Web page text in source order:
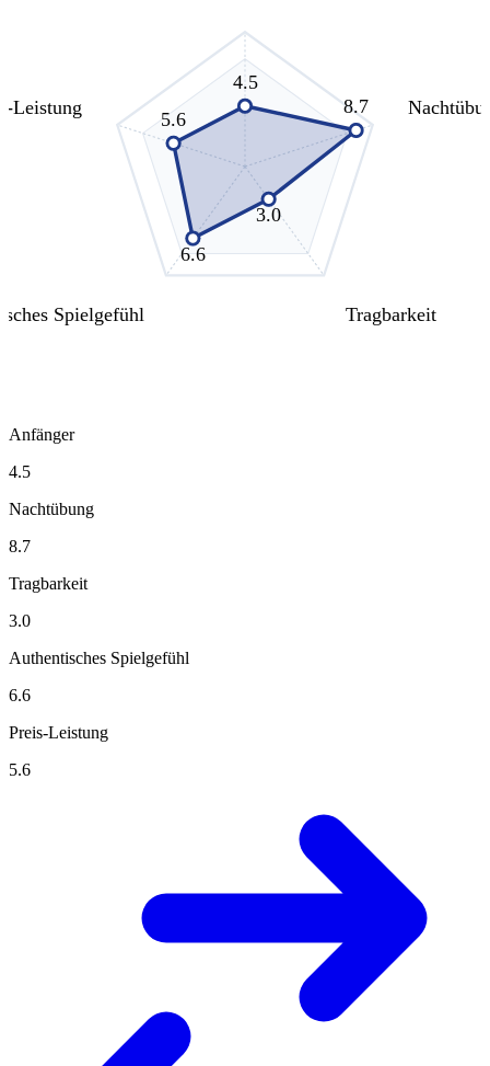
4.5
8.7
3.0
6.6
5.6
Tragbarkeit
Spielgefühl
Leistung
Anfänger
4.5
Nachtübung
8.7
Tragbarkeit
3.0
Authentisches Spielgefühl
6.6
Preis-Leistung
5.6